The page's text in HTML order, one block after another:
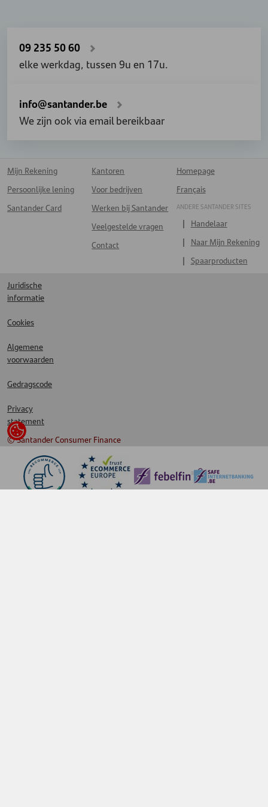
09 235 50 60
elke werkdag, tussen 9u en 17u.
info@santander.be
We zijn ook via email bereikbaar
Mijn Rekening
Persoonlijke lening
Santander Card
Kantoren
Voor bedrijven
Werken bij Santander
Veelgestelde vragen
Contact
Homepage
Français
ANDERE SANTANDER SITES
Handelaar
Naar Mijn Rekening
Spaarproducten
Juridische
informatie
Cookies
Algemene
voorwaarden
Gedragscode
Privacy
statement
© Santander Consumer Finance